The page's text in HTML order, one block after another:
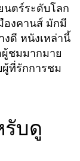
นตร์ระดับโลก
องคานส์ มักมี
งดี หนังเหล่านี้
ชมมากมาย
ผู้ที่รักการชม
บดู